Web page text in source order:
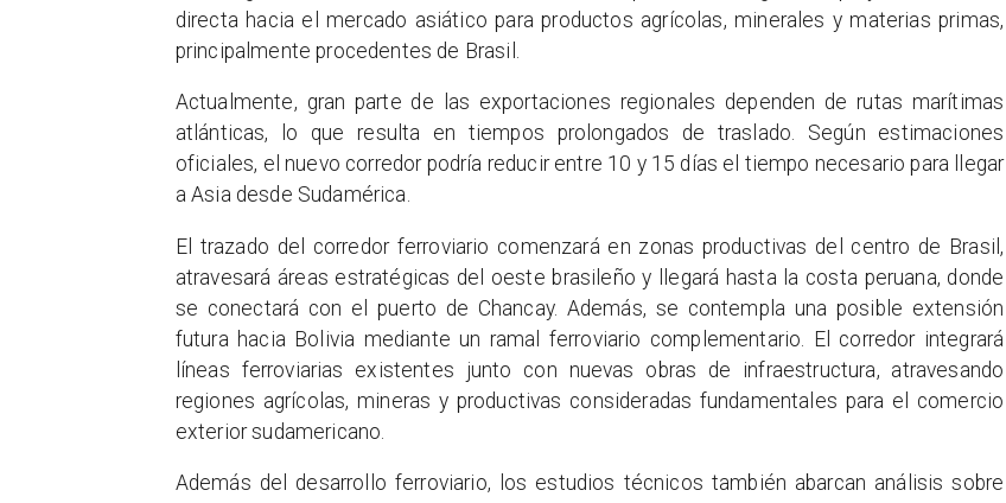
directa hacia el mercado asiático para productos agrícolas, minerales y materias primas,
principalmente procedentes de Brasil.
Actualmente, gran parte de las exportaciones regionales dependen de rutas marítimas
atlánticas, lo que resulta en tiempos prolongados de traslado. Según estimaciones
oficiales, el nuevo corredor podría reducir entre 10 y 15 días el tiempo necesario para llegar
a Asia desde Sudamérica.
El trazado del corredor ferroviario comenzará en zonas productivas del centro de Brasil,
atravesará áreas estratégicas del oeste brasileño y llegará hasta la costa peruana, donde
se conectará con el puerto de Chancay. Además, se contempla una posible extensión
futura hacia Bolivia mediante un ramal ferroviario complementario. El corredor integrará
líneas ferroviarias existentes junto con nuevas obras de infraestructura, atravesando
regiones agrícolas, mineras y productivas consideradas fundamentales para el comercio
exterior sudamericano.
Además del desarrollo ferroviario, los estudios técnicos también abarcan análisis sobre